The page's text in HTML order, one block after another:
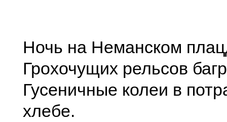
Ночь на Неманском
Грохочущих рельсов
Гусеничные колеи в
хлебе.